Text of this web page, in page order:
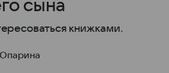
сына
книжками.